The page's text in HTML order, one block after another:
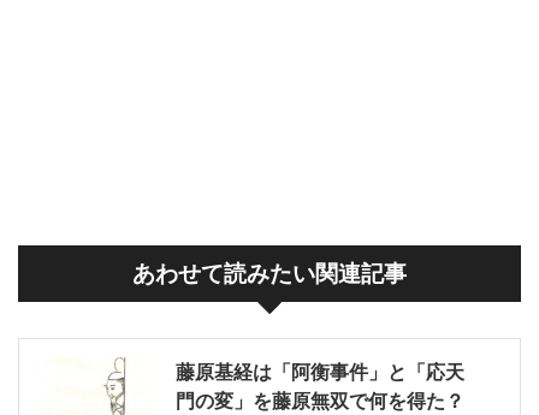
あわせて読みたい関連記事
藤原基経は「阿衡事件」と「応天
門の変」を藤原無双で何を得た？